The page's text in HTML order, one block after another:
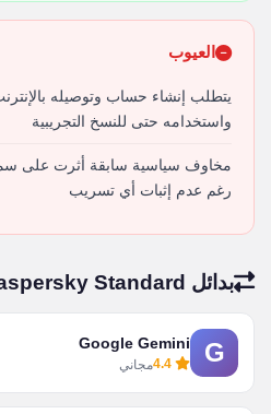
العيوب
يتطلب إنشاء حساب وتوصيله
واستخدامه حتى للنسخ التجريبية
مخاوف سياسية سابقة أثرت على
رغم عدم إثبات أي تسريب
بدائل Kaspersky Standard
G
Google Gemini
مجاني